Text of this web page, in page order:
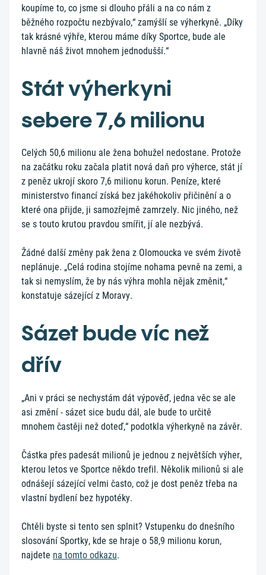
koupíme to, co jsme si dlouho přáli a na co nám z
běžného rozpočtu nezbývalo,“ zamýšlí se výherkyně. „Díky
tak krásné výhře, kterou máme díky Sportce, bude ale
hlavně náš život mnohem jednodušší.“
Stát výherkyni
sebere 7,6 milionu
Celých 50,6 milionu ale žena bohužel nedostane. Protože
na začátku roku začala platit nová daň pro výherce, stát jí
z peněz ukrojí skoro 7,6 milionu korun. Peníze, které
ministerstvo financí získá bez jakéhokoliv přičinění a o
které ona přijde, ji samozřejmě zamrzely. Nic jiného, než
se s touto krutou pravdou smířit, jí ale nezbývá.
Žádné další změny pak žena z Olomoucka ve svém životě
neplánuje. „Celá rodina stojíme nohama pevně na zemi, a
tak si nemyslím, že by nás výhra mohla nějak změnit,“
konstatuje sázející z Moravy.
Sázet bude víc než
dřív
„Ani v práci se nechystám dát výpověď, jedna věc se ale
asi změní - sázet sice budu dál, ale bude to určitě
mnohem častěji než doteď,“ podotkla výherkyně na závěr.
Částka přes padesát milionů je jednou z největších výher,
kterou letos ve Sportce někdo trefil. Několik milionů si ale
odnášejí sázející velmi často, což je dost peněz třeba na
vlastní bydlení bez hypotéky.
Chtěli byste si tento sen splnit? Vstupenku do dnešního
slosování Sportky, kde se hraje o 58,9 milionu korun,
najdete na tomto odkazu.